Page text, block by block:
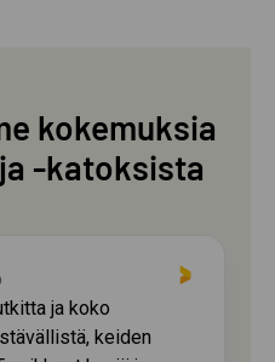
kokemuksia
-katoksista
ja koko
keiden